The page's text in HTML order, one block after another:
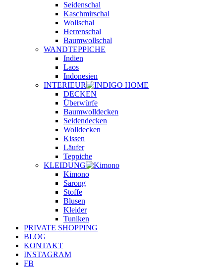
Seidenschal
Kaschmirschal
Wollschal
Herrenschal
Baumwollschal
WANDTEPPICHE
Indien
Laos
Indonesien
INTERIEUR
DECKEN
Überwürfe
Baumwolldecken
Seidendecken
Wolldecken
Kissen
Läufer
Teppiche
KLEIDUNG
Kimono
Sarong
Stoffe
Blusen
Kleider
Tuniken
PRIVATE SHOPPING
BLOG
KONTAKT
INSTAGRAM
FB